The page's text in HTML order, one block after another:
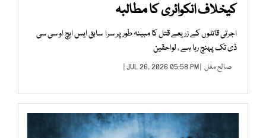
کیخلاف انکوائری کا مطالبہ
اجرتی قاتلوں کے زریعے قتل کا مبینہ طور پر سرا سابق ایس ایچ او سی سی
ڈی تک پہنچ رہا ہے ، لواحقین
صالح مغل | JUL 26, 2026 05:58 PM |